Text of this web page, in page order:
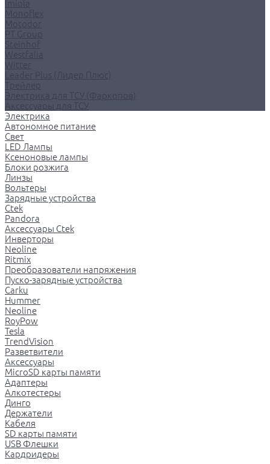
Imiola
Monoflex
Motodor
PT Group
Steinhof
Westfalia
Witter
Leader Plus (Лидер Плюс)
Трейлер
Электрика для ТСУ (Фаркопов)
Аксессуары для ТСУ
Электрика
Автономное питание
Свет
LED Лампы
Ксеноновые лампы
Блоки розжига
Линзы
Вольтеры
Зарядные устройства
Ctek
Pandora
Аксессуары Ctek
Инверторы
Neoline
Ritmix
Преобразователи напряжения
Пуско-зарядные устройства
Carku
Hummer
Neoline
RoyPow
Tesla
TrendVision
Разветвители
Аксессуары
MicroSD карты памяти
Адаптеры
Алкотестеры
Динго
Держатели
Кабеля
SD карты памяти
USB Флешки
Кардридеры